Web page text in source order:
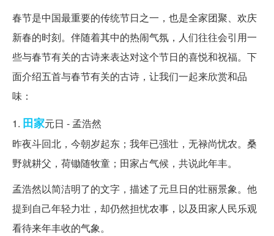
春节是中国最重要的传统节日之一，也是全家团聚、欢庆
新春的时刻。伴随着其中的热闹气氛，人们往往会引用一
些与春节有关的古诗来表达对这个节日的喜悦和祝福。下
面介绍五首与春节有关的古诗，让我们一起来欣赏和品
味：
1. 田家元日 - 孟浩然
昨夜斗回北，今朝岁起东；我年已强壮，无禄尚忧农。桑
野就耕父，荷锄随牧童；田家占气候，共说此年丰。
孟浩然以简洁明了的文字，描述了元旦日的壮丽景象。他
提到自己年轻力壮，却仍然担忧农事，以及田家人民乐观
看待来年丰收的气象。